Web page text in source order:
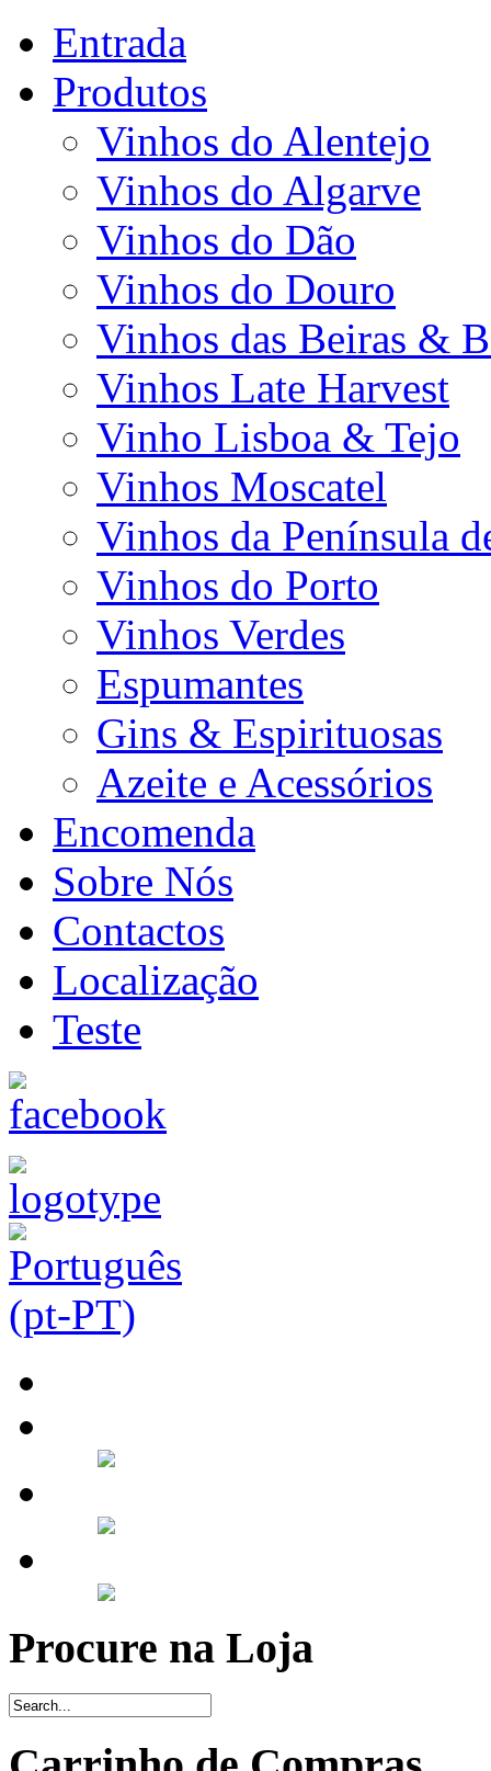
Entrada
Produtos
Vinhos do Alentejo
Vinhos do Algarve
Vinhos do Dão
Vinhos do Douro
Vinhos das Beiras &
Vinhos Late Harvest
Vinho Lisboa & Tejo
Vinhos Moscatel
Vinhos da Península
Vinhos do Porto
Vinhos Verdes
Espumantes
Gins & Espirituosas
Azeite e Acessórios
Encomenda
Sobre Nós
Contactos
Localização
Teste
Procure na Loja